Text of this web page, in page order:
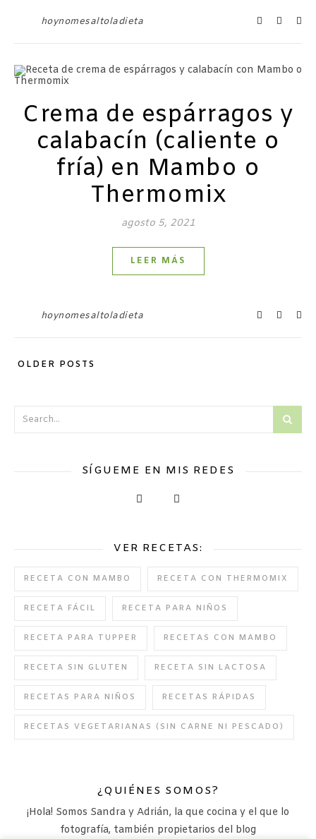
hoynomesaltoladieta
Crema de espárragos y
calabacín (caliente o
fría) en Mambo o
Thermomix
agosto 5, 2021
LEER MÁS
hoynomesaltoladieta
OLDER POSTS
SÍGUEME EN MIS REDES
VER RECETAS:
RECETA CON MAMBO RECETA CON THERMOMIX
RECETA FÁCIL RECETA PARA NIÑOS
RECETA PARA TUPPER RECETAS CON MAMBO
RECETA SIN GLUTEN RECETA SIN LACTOSA
RECETAS PARA NIÑOS RECETAS RÁPIDAS
RECETAS VEGETARIANAS (SIN CARNE NI PESCADO)
¿QUIÉNES SOMOS?
¡Hola! Somos Sandra y Adrián, la que cocina y el que lo
fotografía, también propietarios del blog